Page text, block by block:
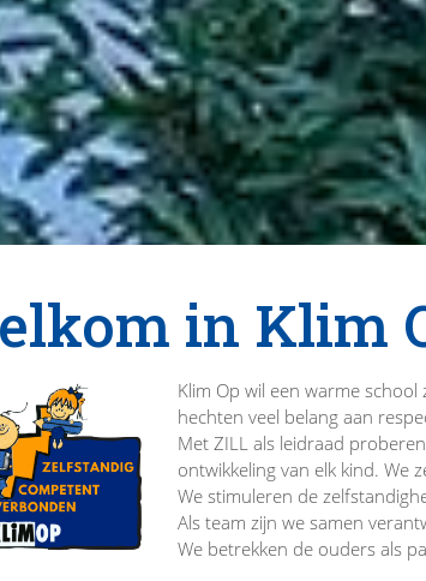
in Klim
Klim Op wil een warme
hechten veel belang aan
Met ZILL als leidraad
ontwikkeling van elk kind.
We stimuleren de
Als team zijn we samen
We betrekken de ouders als